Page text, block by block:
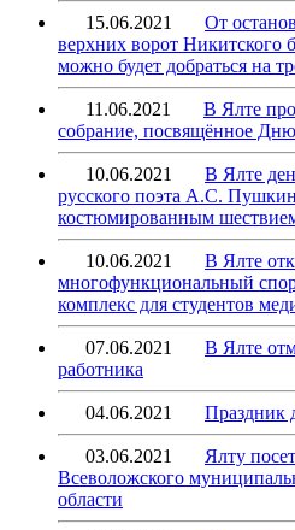
15.06.2021
От
верхних ворот Никитского
можно будет добраться на
11.06.2021
В Ялте
собрание, посвящённое
10.06.2021
В Ялте
русского поэта А.С.
костюмированным
10.06.2021
В Ялте
многофункциональный
комплекс для студентов
07.06.2021
В Ялте
работника
04.06.2021 Праздник
03.06.2021
Ялту
Всеволожского
области